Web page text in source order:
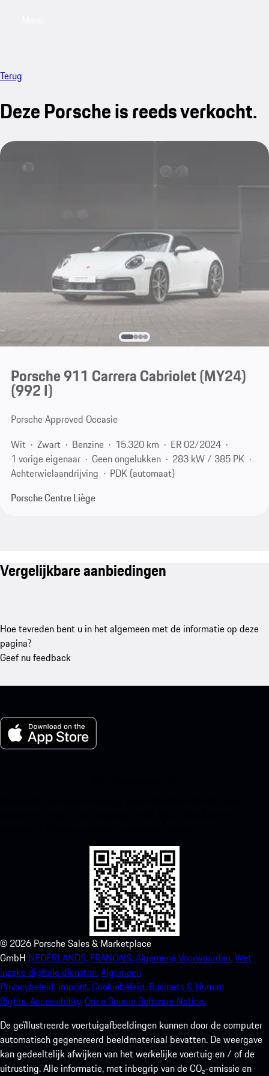
Terug
Deze Porsche is reeds verkocht.
verkocht
Porsche 911 Carrera Cabriolet (MY24)
(992 I)
Porsche Approved Occasie
Wit
Zwart Benzine 15.320 km
ER 02/2024
1 vorige eigenaar
Geen ongelukken
283 kW / 385 PK
Achterwielaandrijving
PDK (automaat)
Porsche Centre Liège
Vergelijkbare aanbiedingen
Hoe tevreden bent u in het algemeen met de informatie op deze
pagina?
Geef nu feedback
© 2026 Porsche Sales & Marketplace
GmbH NEDERLANDS. FRANCAIS.Algemene Voorwaarden.Wet
inzake digitale diensten.Algemeen
Privacybeleid. Imprint.Cookiebeleid. Business & Human
Rights.Accessibility.Open Source Software Notice.
De geïllustreerde voertuigafbeeldingen kunnen door de computer
automatisch gegenereerd beeldmateriaal bevatten. De weergave
kan gedeeltelijk afwijken van het werkelijke voertuig en / of de
uitrusting. Alle informatie, met inbegrip van de CO₂-emissie en